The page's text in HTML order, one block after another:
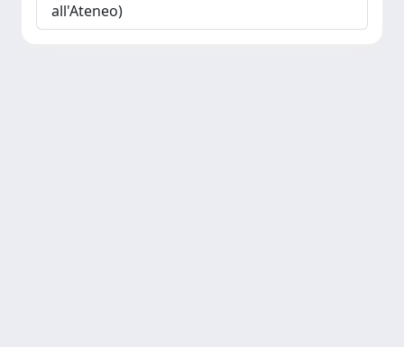
all'Ateneo)